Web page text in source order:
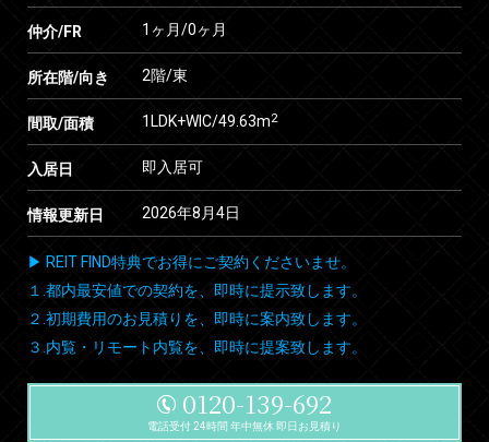
仲介/FR 1ヶ月/0ヶ月
所在階/向き 2階/東
間取/面積 1LDK+WIC/49.63m2
入居日 即入居可
情報更新日 2026年8月4日
▶ REIT FIND特典でお得にご契約くださいませ。
１.都内最安値での契約を、即時に提示致します。
２.初期費用のお見積りを、即時に案内致します。
３.内覧・リモート内覧を、即時に提案致します。
0120-139-692
電話受付 24時間 年中無休 即日お見積り